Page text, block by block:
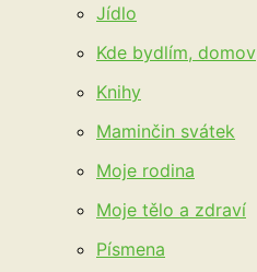
Jídlo
Kde bydlím, domov
Knihy
Maminčin svátek
Moje rodina
Moje tělo a zdraví
Písmena